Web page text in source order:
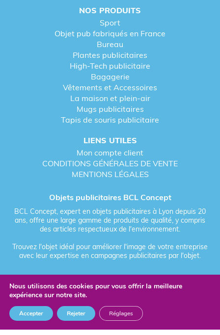
NOS PRODUITS
Sport
Objet pub fabriqués en France
Bureau
Plantes publicitaires
High-Tech publicitaire
Bagagerie
Vêtements et Accessoires
La maison et plein-air
Mugs publicitaires
Tapis de souris publicitaire
LIENS UTILES
Mon compte client
CONDITIONS GÉNÉRALES DE VENTE
MENTIONS LÉGALES
Objets publicitaires BCL Concept
BCL Concept, expert en objets publicitaires à Lyon depuis 20
ans, offre une large gamme de produits de qualité, y compris
des articles respectueux de l'environnement.
Trouvez l'objet idéal pour améliorer l'image de votre entreprise
avec leur expertise en campagnes publicitaires par l'objet.
© 2026 BCL Concept - Tous droits réservés - Objet Publicitaire
Fièrement forgé par Les Vikings
Nous utilisons des cookies pour vous offrir la meilleure
expérience sur notre site.
Accepter Rejeter Réglages